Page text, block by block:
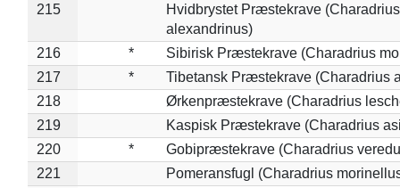
215
Hvidbrystet Præstekrave (Charadrius
alexandrinus)
216
*
Sibirisk Præstekrave (Charadrius
217
*
Tibetansk Præstekrave (Charadrius
218
Ørkenpræstekrave (Charadrius
219
Kaspisk Præstekrave (Charadrius
220
*
Gobipræstekrave (Charadrius
221
Pomeransfugl (Charadrius